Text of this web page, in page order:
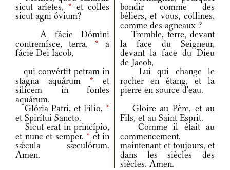
sicut aríetes, * et colles
sicut agni óvium?
bondir comme des
béliers, et vous, collines,
comme des agneaux ?
A fácie Dómini
contremísce, terra, * a
fácie Dei Iacob,
Tremble, terre, devant
la face du Seigneur,
devant la face du Dieu
de Jacob,
qui convértit petram in
stagna aquárum * et
sílicem in fontes
aquárum.
Lui qui change le
rocher en étang, et la
pierre en source d'eau.
Glória Patri, et Fílio, *
et Spirítui Sancto.
Gloire au Père, et au
Fils, et au Saint Esprit.
Sicut erat in princípio,
et nunc et semper, * et in
sǽcula sæculórum.
Amen.
Comme il était au
commencement,
maintenant et toujours, et
dans les siècles des
siècles. Amen.